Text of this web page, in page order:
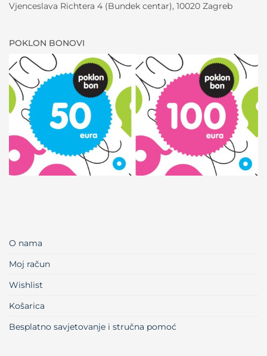
Vjenceslava Richtera 4 (Bundek centar), 10020 Zagreb
POKLON BONOVI
O nama
Moj račun
Wishlist
Košarica
Besplatno savjetovanje i stručna pomoć